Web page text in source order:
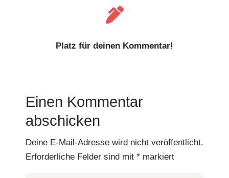

Platz für deinen Kommentar!
Einen Kommentar
abschicken
Deine E-Mail-Adresse wird nicht veröffentlicht.
Erforderliche Felder sind mit * markiert